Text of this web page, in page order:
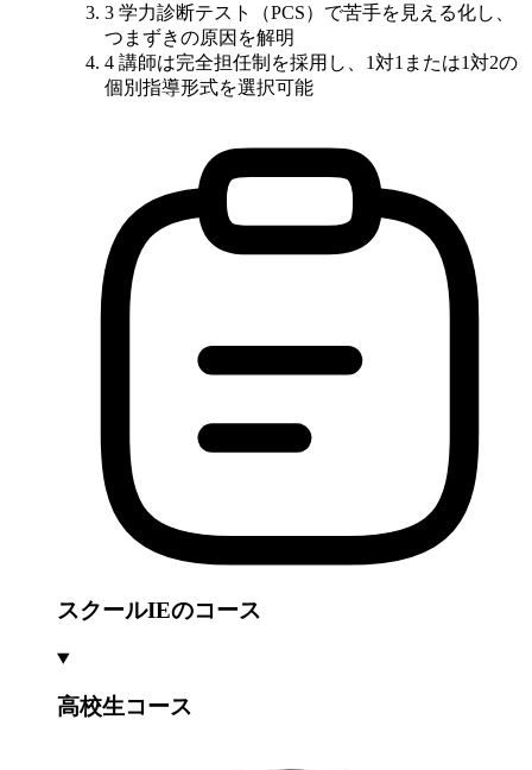
3 学力診断テスト（PCS）で苦手を見える化し、
つまずきの原因を解明
4 講師は完全担任制を採用し、1対1または1対2の
個別指導形式を選択可能
スクールIEのコース
高校生コース